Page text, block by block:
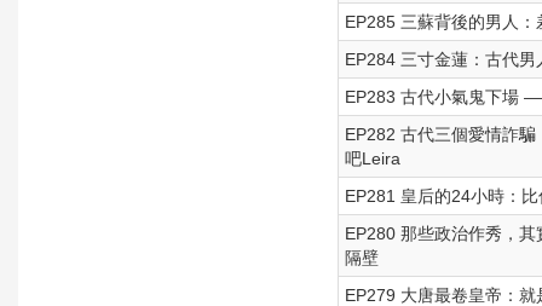
EP285 三蘇背後的男人
EP284 三寸金蓮：古代
EP283 古代小氣鬼下場
EP282 古代三個愛情詐
吧Leira
EP281 皇后的24小時：
EP280 那些政治作秀，
隔壁
EP279 大唐最卷皇帝：